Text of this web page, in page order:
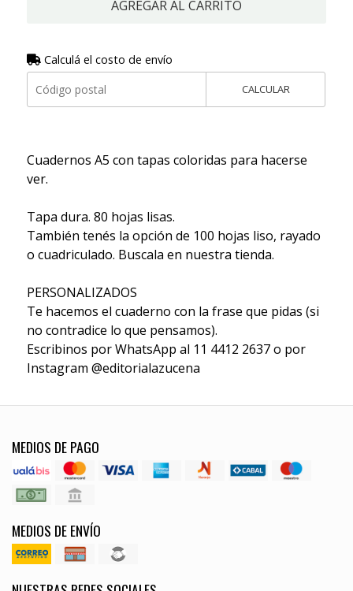
AGREGAR AL CARRITO
Calculá el costo de envío
CALCULAR
Cuadernos A5 con tapas coloridas para hacerse
ver.
Tapa dura. 80 hojas lisas.
También tenés la opción de 100 hojas liso, rayado
o cuadriculado. Buscala en nuestra tienda.
PERSONALIZADOS
Te hacemos el cuaderno con la frase que pidas (si
no contradice lo que pensamos).
Escribinos por WhatsApp al 11 4412 2637 o por
Instagram @editorialazucena
MEDIOS DE PAGO
MEDIOS DE ENVÍO